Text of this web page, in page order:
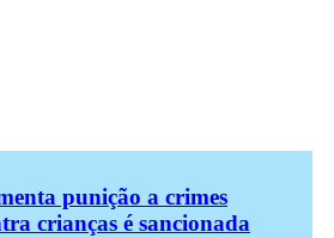
punição a crimes
crianças é sancionada